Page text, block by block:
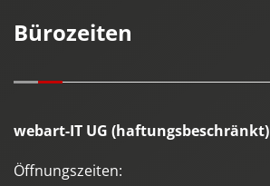
Bürozeiten
webart-IT UG (haftungsbeschränkt)
Öffnungszeiten: